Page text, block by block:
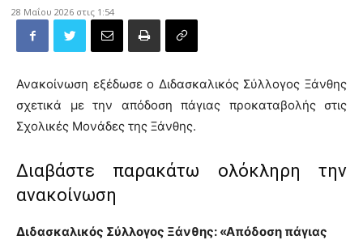
28 Μαΐου 2026 στις 1:54
Ανακοίνωση εξέδωσε ο Διδασκαλικός Σύλλογος Ξάνθης
σχετικά με την απόδοση πάγιας προκαταβολής στις
Σχολικές Μονάδες της Ξάνθης.
Διαβάστε παρακάτω ολόκληρη την
ανακοίνωση
Διδασκαλικός Σύλλογος Ξάνθης: «Απόδοση πάγιας